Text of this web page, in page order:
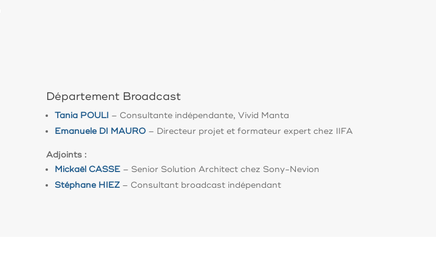
Département Broadcast
Tania POULI – Consultante indépendante, Vivid Manta
Emanuele DI MAURO– Directeur projet et formateur expert chez IIFA
Adjoints :
Mickaël CASSE– Senior Solution Architect chez Sony-Nevion
Stéphane HIEZ– Consultant broadcast indépendant